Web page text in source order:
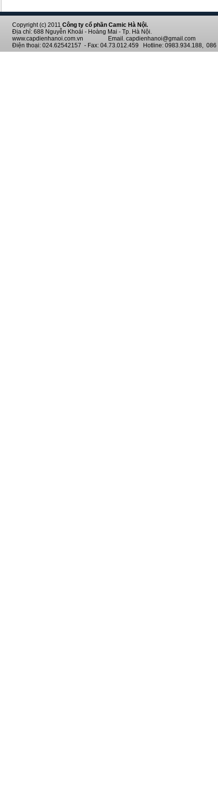
Copyright (c) 2011 Công ty cổ phần Camic Hà Nội.
Địa chỉ: 688 Nguyễn Khoái - Hoàng Mai - Tp. Hà Nội.
www.capdienhanoi.com.vn Email. capdienhanoi@gmail.com
Điện thoại: 024.62542157 - Fax: 04.73.012.459 Hotline: 0983.934.188, 086